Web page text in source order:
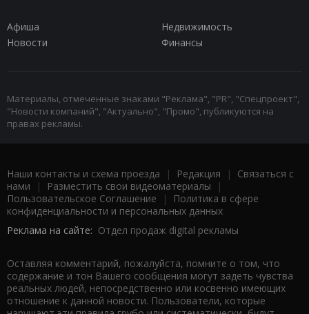
Афиша
Недвижимость
Новости
Финансы
Материалы, отмеченные знаками "Реклама", "PR", "Спецпроект",
"Новости компаний", "Актуально", "Промо", публикуются на
правах рекламы.
Наши контакты и схема проезда | Редакция | Связаться с
нами | Разместить свои видеоматериалы |
Пользовательское Соглашение |
Политика в сфере
конфиденциальности и персональных данных
Реклама на сайте: Отдел продаж digital рекламы
Оставляя комментарий, пожалуйста, помните о том, что
содержание и тон Вашего сообщения могут задеть чувства
реальных людей, непосредственно или косвенно имеющих
отношение к данной новости. Пользователи, которые